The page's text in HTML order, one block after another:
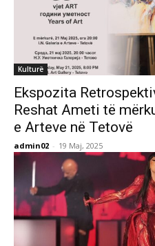
Kulturë
Ekspozita
Reshat Ameti të
e Arteve në Tetovë
admin02 - 19 Maj, 2025